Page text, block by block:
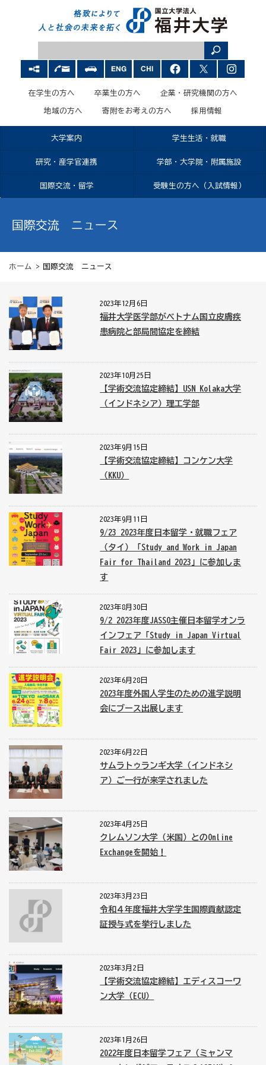
在学生の方へ 卒業生の方へ 企業・研究機関の方へ
地域の方へ 寄附をお考えの方へ 採用情報
大学案内 学生生活・就職
研究・産学官連携 学部・大学院・附属施設
国際交流・留学 受験生の方へ（入試情報）
国際交流 ニュース
ホーム > 国際交流 ニュース
2023年12月6日
福井大学医学部がベトナム国立皮膚疾
患病院と部局間協定を締結
2023年10月25日
【学術交流協定締結】USN Kolaka大学
（インドネシア）理工学部
2023年9月15日
【学術交流協定締結】コンケン大学
（KKU）
2023年9月11日
9/23 2023年度日本留学・就職フェア
（タイ）「Study and Work in Japan
Fair for Thailand 2023」に参加しま
す
2023年8月30日
9/2 2023年度JASSO主催日本留学オンラ
インフェア「Study in Japan Virtual
Fair 2023」に参加します
2023年6月28日
2023年度外国人学生のための進学説明
会にブース出展します
2023年6月22日
サムラトゥランギ大学（インドネシ
ア）ご一行が来学されました
2023年4月25日
クレムソン大学（米国）とのOnline
Exchangeを開始！
2023年3月23日
令和４年度福井大学学生国際貢献認定
証授与式を挙行しました
2023年3月2日
【学術交流協定締結】エディスコーワ
ン大学（ECU）
2023年1月26日
2022年度日本留学フェア（ミャンマ